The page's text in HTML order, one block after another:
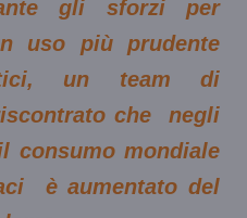
gli sforzi per
uso più prudente
un team di
che negli
consumo mondiale
è aumentato del